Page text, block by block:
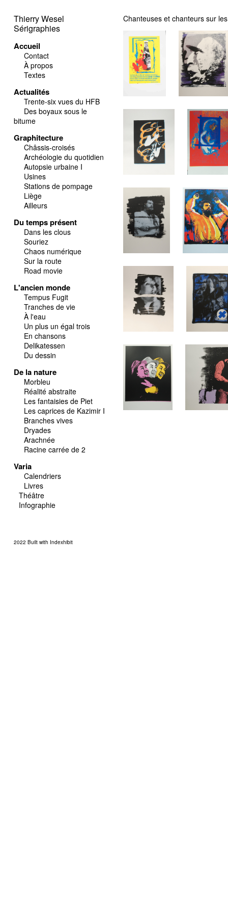
Thierry Wesel
Sérigraphies
Accueil
Contact
À propos
Textes
Actualités
Trente-six vues du HFB
Des boyaux sous le
bitume
Graphitecture
Châssis-croisés
Archéologie du quotidien
Autopsie urbaine I
Usines
Stations de pompage
Liège
Ailleurs
Du temps présent
Dans les clous
Souriez
Chaos numérique
Sur la route
Road movie
L'ancien monde
Tempus Fugit
Tranches de vie
À l'eau
Un plus un égal trois
En chansons
Delikatessen
Du dessin
De la nature
Morbleu
Réalité abstraite
Les fantaisies de Piet
Les caprices de Kazimir I
Branches vives
Dryades
Arachnée
Racine carrée de 2
Varia
Calendriers
Livres
Théâtre
Infographie
2022 Built with Indexhibit
Chanteuses et chanteurs sur